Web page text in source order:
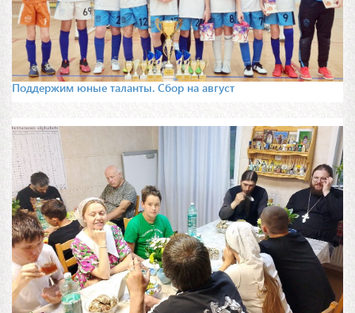
Поддержим юные таланты. Сбор на август